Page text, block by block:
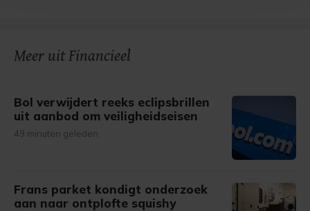
Meer uit Financieel
Bol verwijdert reeks eclipsbrillen
uit aanbod om veiligheidseisen
49 minuten geleden
Frans parket kondigt onderzoek
aan naar ontplofte squishy